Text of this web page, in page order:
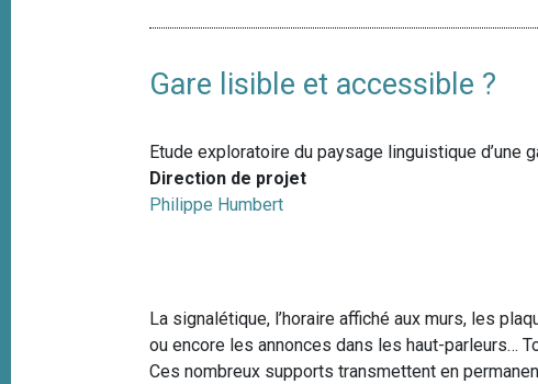
Gare lisible et accessible ?
Etude exploratoire du paysage linguistique d’une
Direction de projet
Philippe Humbert
La signalétique, l’horaire affiché aux murs, les
ou encore les annonces dans les haut-parleurs…
Ces nombreux supports transmettent en